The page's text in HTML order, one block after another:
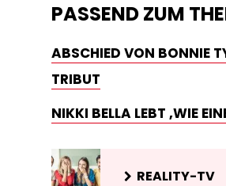
PASSEND ZUM
ABSCHIED VON BONNIE
TRIBUT
NIKKI BELLA LEBT ‚WIE
REALITY-TV